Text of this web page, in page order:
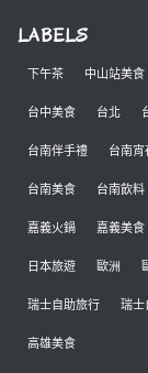
LABELS
下午茶 中山站美食
台中美食 台北
台南伴手禮 台南宵
台南美食 台南飲料
嘉義火鍋 嘉義美食
日本旅遊 歐洲
瑞士自助旅行 瑞士
高雄美食